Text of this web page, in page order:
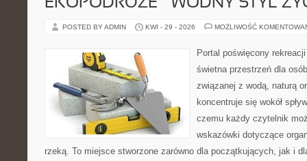
EKOPODRÓŻE – WODNY STYL
POSTED BY ADMIN KWI - 29 - 2026 MOŻLIWOŚĆ
Portal poświęcony
świetna przestrzeń dla
związanej z wodą, naturą
koncentruje się wokół
czemu każdy czytelnik
wskazówki dotyczące
rzeką. To miejsce stworzone zarówno dla początkujących, jak i